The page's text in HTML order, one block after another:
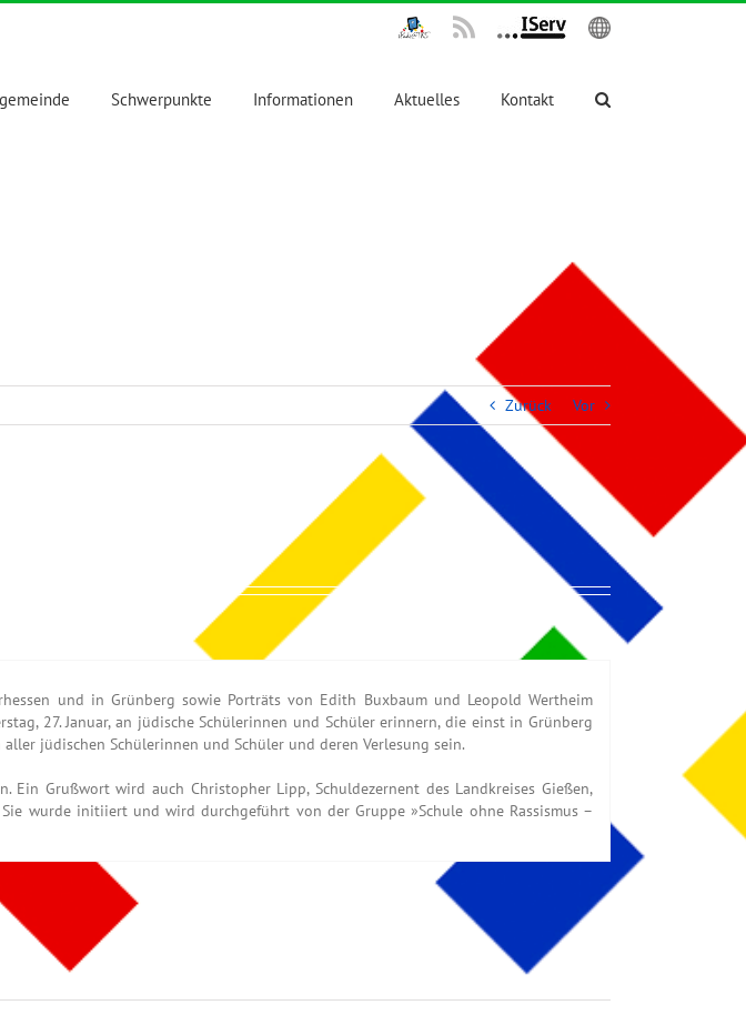
IPadsTKS IServ English
Schwerpunkte Informationen Aktuelles Kontakt
Zurück Vor
und in Grünberg sowie Porträts von Edith Buxbaum und Leopold Wertheim
27. Januar, an jüdische Schülerinnen und Schüler erinnern, die einst in Grünberg
jüdischen Schülerinnen und Schüler und deren Verlesung sein.
Ein Grußwort wird auch Christopher Lipp, Schuldezernent des Landkreises Gießen,
wurde initiiert und wird durchgeführt von der Gruppe »Schule ohne Rassismus –